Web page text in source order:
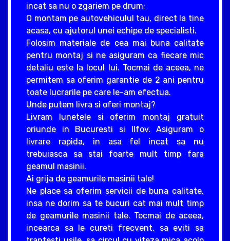
incat sa nu o zgariem pe drum;
O montam pe autovehiculul tau, direct la tine
acasa, cu ajutorul unei echipe de specialisti.
Folosim materiale de cea mai buna calitate
pentru montaj si ne asiguram ca fiecare mic
detaliu este la locul lui. Tocmai de aceea, ne
permitem sa oferim garantie de 2 ani pentru
toate lucrarile pe care le-am efectua.
Unde putem livra si oferi montaj?
Livram lunetele si oferim montaj gratuit
oriunde in Bucuresti si Ilfov. Asiguram o
livrare rapida, in asa fel incat sa nu
trebuiasca sa stai foarte mult timp fara
geamul masinii.
Ai grija de geamurile masinii tale!
Ne place sa oferim servicii de buna calitate,
insa ne dorim sa te bucuri cat mai mult timp
de geamurile masinii tale. Tocmai de aceea,
incearca sa le cureti frecvent, sa eviti sa